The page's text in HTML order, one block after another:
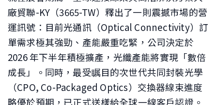
廠貿聯-KY（3665-TW）釋出了一則震撼市場的營
運訊號：目前光通訊（Optical Connectivity）訂
單需求極其強勁、產能嚴重吃緊，公司決定於
2026 年下半年積極擴產，光纖產能將實現「數倍
成長」。同時，最受瞩目的次世代共同封裝光學
（CPO, Co-Packaged Optics）交換器線束進度
略優於預期，已正式送樣給全球一線客戶認證。